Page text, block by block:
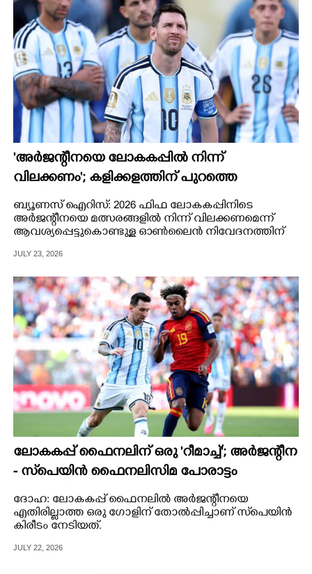
'അർജന്റീനയെ ലോകകപ്പിൽ നിന്ന്
വിലക്കണം'; കളിക്കളത്തിന് പുറത്തെ
എതിരാളികളും നിസാരക്കാരല്ല
ബ്യൂണസ് ഐറിസ്: 2026 ഫിഫ ലോകകപ്പിനിടെ
അർജന്റീനയെ മത്സരങ്ങളിൽ നിന്ന് വിലക്കണമെന്ന്
ആവശ്യപ്പെട്ടുകൊണ്ടുള്ള ഓൺലൈൻ നിവേദനത്തിന്
JULY 23, 2026
ലോകകപ്പ് ഫൈനലിന് ഒരു 'റീമാച്ച്'; അര്‍ജന്റീന
- സ്‌പെയിന്‍ ഫൈനലിസിമ പോരാട്ടം
നവംബറില്‍
ദോഹ: ലോകകപ്പ് ഫൈനലില്‍ അര്‍ജന്റീനയെ
എതിരില്ലാത്ത ഒരു ഗോളിന് തോല്‍പ്പിച്ചാണ് സ്‌പെയിന്‍
കിരീടം നേടിയത്.
JULY 22, 2026